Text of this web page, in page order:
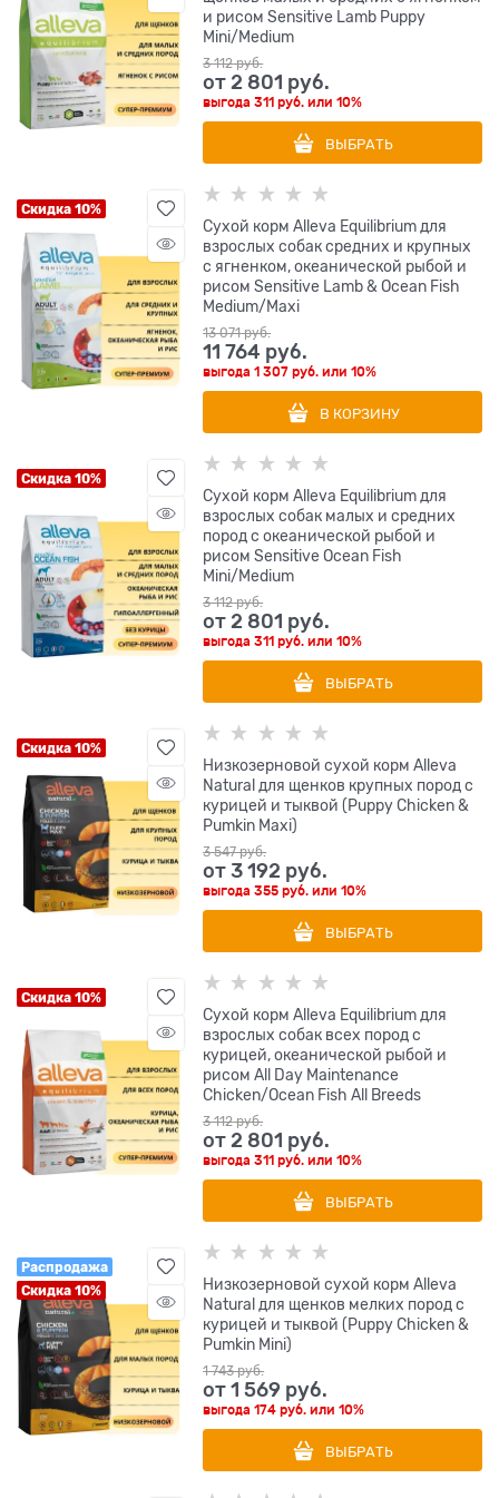
и рисом Sensitive Lamb Puppy
Mini/Medium
3 112 руб.
от2 801 руб.
выгода311 руб. или10%
ВЫБРАТЬ
Скидка 10%
Сухой корм Alleva Equilibrium для
взрослых собак средних и крупных
с ягненком, океанической рыбой и
рисом Sensitive Lamb & Ocean Fish
Medium/Maxi
13 071 руб.
11 764 руб.
выгода1 307 руб. или10%
В КОРЗИНУ
Скидка 10%
Сухой корм Alleva Equilibrium для
взрослых собак малых и средних
пород с океанической рыбой и
рисом Sensitive Ocean Fish
Mini/Medium
3 112 руб.
от2 801 руб.
выгода311 руб. или10%
ВЫБРАТЬ
Скидка 10%
Низкозерновой сухой корм Alleva
Natural для щенков крупных пород с
курицей и тыквой (Puppy Chicken &
Pumkin Maxi)
3 547 руб.
от3 192 руб.
выгода355 руб. или10%
ВЫБРАТЬ
Скидка 10%
Сухой корм Alleva Equilibrium для
взрослых собак всех пород с
курицей, океанической рыбой и
рисом All Day Maintenance
Chicken/Ocean Fish All Breeds
3 112 руб.
от2 801 руб.
выгода311 руб. или10%
ВЫБРАТЬ
Распродажа
Скидка 10%
Низкозерновой сухой корм Alleva
Natural для щенков мелких пород с
курицей и тыквой (Puppy Chicken &
Pumkin Mini)
1 743 руб.
от1 569 руб.
выгода174 руб. или10%
ВЫБРАТЬ